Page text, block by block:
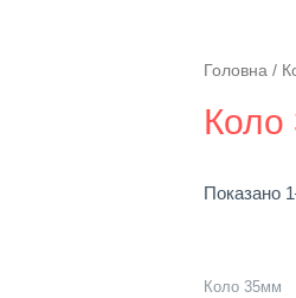
Головна /
Показано
Коло 35мм